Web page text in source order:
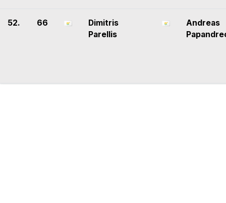
52. 66
Dimitris
Parellis
Andreas